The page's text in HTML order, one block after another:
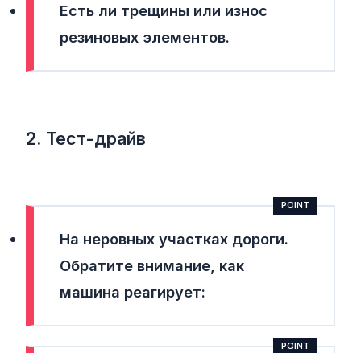
Есть ли трещины или износ
резиновых элементов.
2. Тест-драйв
На неровных участках дороги.
Обратите внимание, как
машина реагирует: